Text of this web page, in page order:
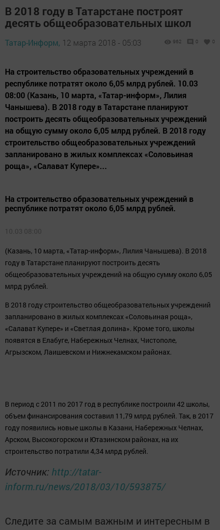
В 2018 году в Татарстане построят
десять общеобразовательных школ
Татар-Информ, 12 марта 2018 - 05:03 962 0 0
На строительство образовательных учреждений в
республике потратят около 6,05 млрд рублей. 10.03
08:00 (Казань, 10 марта, «Татар-информ», Лилия
Чанышева). В 2018 году в Татарстане планируют
построить десять общеобразовательных учреждений
на общую сумму около 6,05 млрд рублей. В 2018 году
строительство общеобразовательных учреждений
запланировано в жилых комплексах «Соловьиная
роща», «Салават Купере»...
На строительство образовательных учреждений в
республике потратят около 6,05 млрд рублей.
10.03 08:00
(Казань, 10 марта, «Татар-информ», Лилия Чанышева). В 2018
году в Татарстане планируют построить десять
общеобразовательных учреждений на общую сумму около 6,05
млрд рублей.
В 2018 году строительство общеобразовательных учреждений
запланировано в жилых комплексах «Соловьиная роща»,
«Салават Купере» и «Светлая долина». Кроме того, школы
появятся в Елабуге, Набережных Челнах, Чистополе,
Агрызском, Лаишевском и Нижнекамском районах.
В период с 2011 по 2017 год в республике построили 42 школы,
объем финансирования составил 11,79 млрд рублей. Так, в 2017
году появились новые школы в Казани, Набережных Челнах,
Арском, Высокогорском и Ютазинском районах, на их
строительство потратили 4,34 млрд рублей.
Источник: http://tatar-
inform.ru/news/2018/03/10/593875/
Следите за самым важным и интересным в